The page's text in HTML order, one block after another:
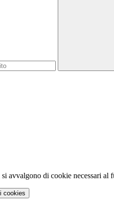
avvalgono di cookie necessari
i cookies